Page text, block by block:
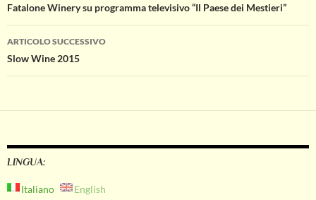
articolo
Fatalone Winery su programma televisivo “Il Paese dei Mestieri”
ARTICOLO SUCCESSIVO
Slow Wine 2015
LINGUA:
Italiano English